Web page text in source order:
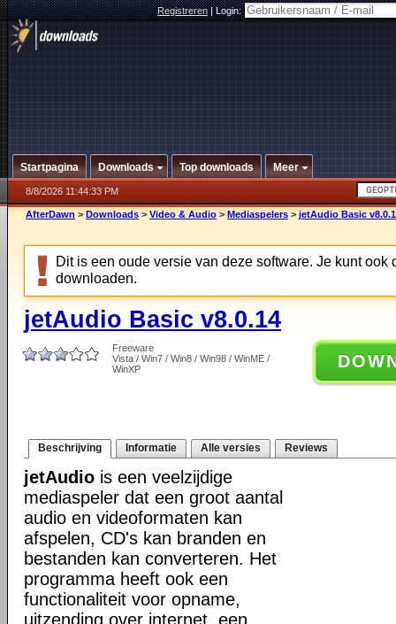
Registreren|Login:
Startpagina Downloads Top downloads Meer
8/8/2026 11:44:33 PM
AfterDawn > Downloads > Video & Audio > Mediaspelers > jetAudio Basic
Dit is een oude versie van deze software. Je kunt ook
downloaden.
jetAudio Basic v8.0.14
Freeware
Vista / Win7 / Win8 / Win98 / WinME /
WinXP
Beschrijving Informatie Alle versies Reviews
jetAudio is een veelzijdige
mediaspeler dat een groot aantal
audio en videoformaten kan
afspelen, CD's kan branden en
bestanden kan converteren. Het
programma heeft ook een
functionaliteit voor opname,
uitzending over internet, een